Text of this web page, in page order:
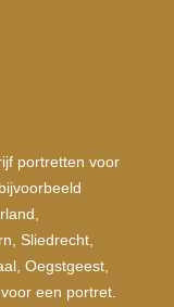
portretten voor
Sliedrecht,
Oegstgeest,
een portret.